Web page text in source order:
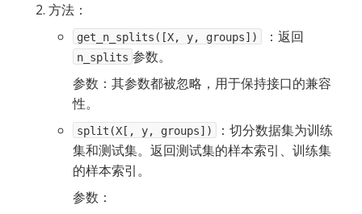
方法：
get_n_splits([X, y, groups]) ：返回
n_splits 参数。
参数：其参数都被忽略，用于保持接口的兼容
性。
split(X[, y, groups])
：切分数据集为训练
集和测试集。返回测试集的样本索引、训练集
的样本索引。
参数：